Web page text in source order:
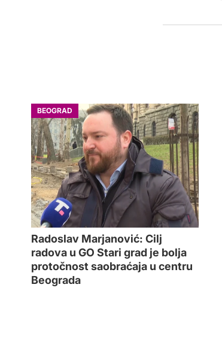
BEOGRAD
Radoslav Marjanović: Cilj
radova u GO Stari grad je bolja
protočnost saobraćaja u centru
Beograda